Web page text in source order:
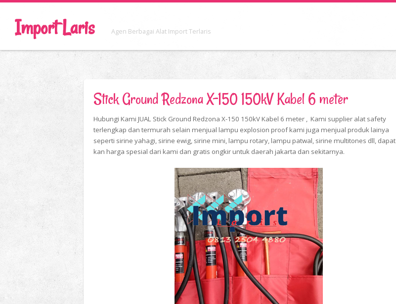
Import Laris Agen Berbagai Alat Import Terlaris
Stick Ground Redzona X-150 150kV Kabel 6 meter
Hubungi Kami JUAL Stick Ground Redzona X-150 150kV Kabel 6 meter , Kami supplier alat safety
terlengkap dan termurah selain menjual lampu explosion proof kami juga menjual produk lainya
seperti sirine yahagi, sirine ewig, sirine mini, lampu rotary, lampu patwal, sirine multitones dll, dapat
kan harga spesial dari kami dan gratis ongkir untuk daerah jakarta dan sekitarnya.